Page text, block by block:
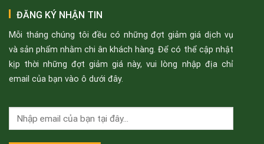
ĐĂNG KÝ NHẬN TIN
Mỗi tháng chúng tôi đều có những đợt giảm giá dịch vụ
và sản phẩm nhằm chi ân khách hàng. Để có thể cập nhật
kịp thời những đợt giảm giá này, vui lòng nhập địa chỉ
email của bạn vào ô dưới đây.